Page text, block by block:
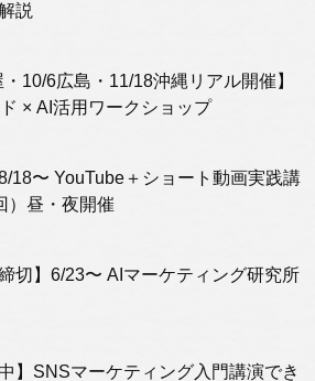
説
・10/6広島・11/18沖縄リアル開催】
× AI活用ワークショップ
18〜 YouTube＋ショート動画実践講
）昼・夜開催
締切】6/23〜 AIマーケティング研究所
】SNSマーケティング入門講演でき